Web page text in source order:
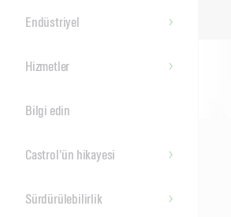
Endüstriyel
Hizmetler
Bilgi edin
Castrol'ün hikayesi
Sürdürülebilirlik